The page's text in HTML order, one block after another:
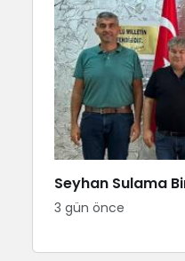
Seyhan Sulama
3 gün önce